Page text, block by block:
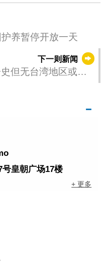
养暂停开放一天
下一则新闻
但无台湾地区或外
皇朝广场17楼
+ 更多